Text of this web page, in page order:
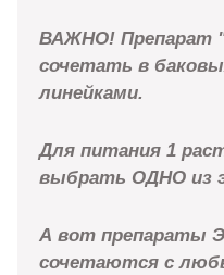
ВАЖНО! Препарат
сочетать в
линейками.
Для питания 1
выбрать ОДНО из
А вот препараты
сочетаются с